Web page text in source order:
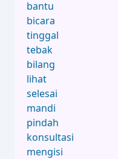
bantu
bicara
tinggal
tebak
bilang
lihat
selesai
mandi
pindah
konsultasi
mengisi